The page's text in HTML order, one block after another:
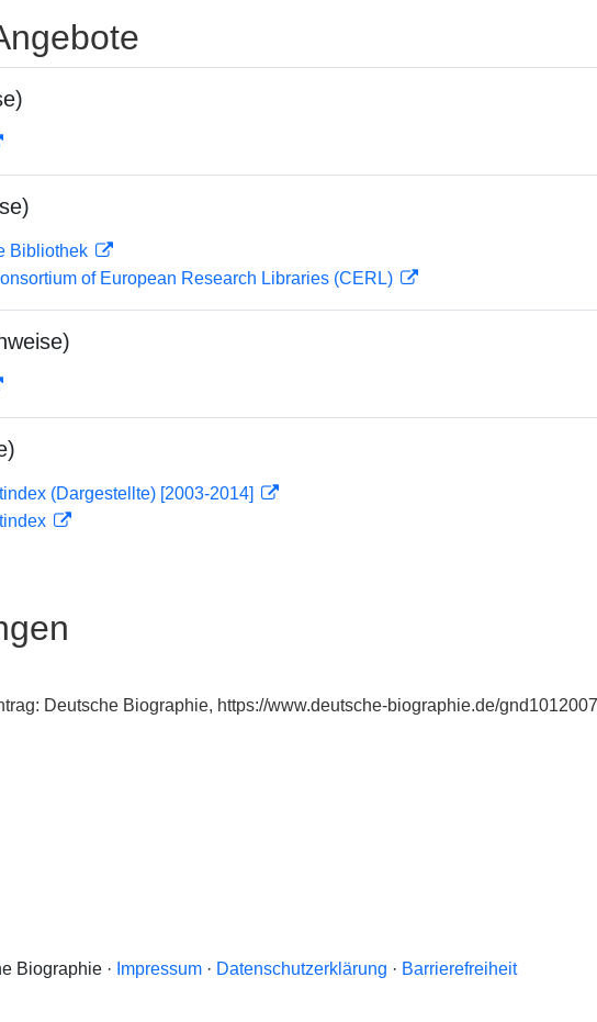
Bibliothek
of European Research Libraries (CERL)
(Dargestellte) [2003-2014]
Deutsche Biographie, https://www.deutsche-biographie.de/
Biographie · Impressum · Datenschutzerklärung · Barrierefreiheit